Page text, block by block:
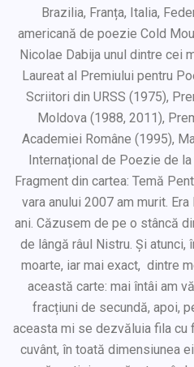
Brazilia, Franța, Italia,
americană de poezie Cold
Nicolae Dabija unul dintre cei
Laureat al Premiului pentru
Scriitori din URSS (1975),
Moldova (1988, 2011),
Academiei Române (1995),
Internațional de Poezie de
Fragment din cartea: Temă
vara anului 2007 am murit.
ani. Căzusem de pe o stâncă
de lângă râul Nistru. Și
moarte, iar mai exact, dintre
această carte: mai întâi am
fracțiuni de secundă, apoi,
aceasta mi se dezvăluia fila cu
cuvânt, în toată dimensiunea